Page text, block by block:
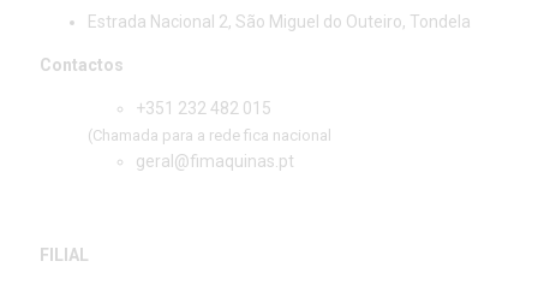
Estrada Nacional 2, São Miguel do Outeiro, Tondela
Contactos
+351 232 482 015
(Chamada para a rede fica nacional
geral@fimaquinas.pt
FILIAL